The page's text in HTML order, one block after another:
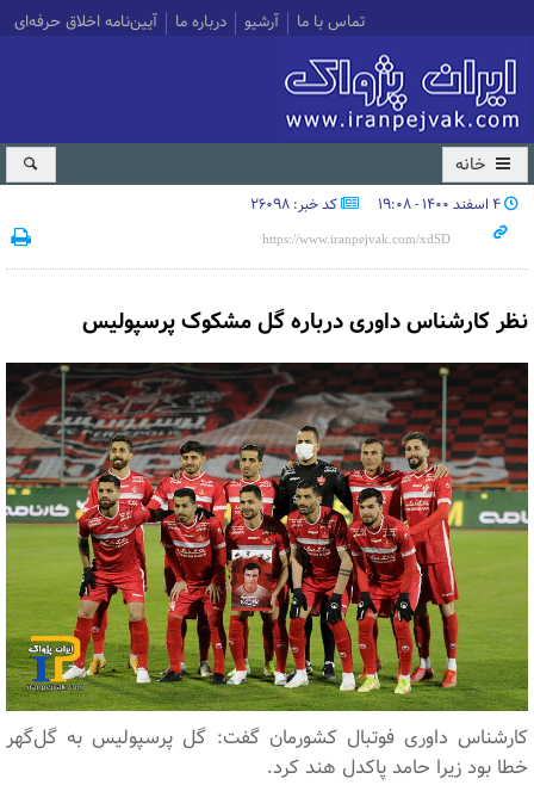
تماس با ما آرشیو درباره ما آیین‌نامه اخلاق حرفه‌ای
خانه
۴ اسفند ۱۴۰۰ - ۱۹:۰۸ کد خبر: 26098
نظر کارشناس داوری درباره گل مشکوک پرسپولیس
کارشناس داوری فوتبال کشورمان گفت: گل پرسپولیس به گل‌گهر
خطا بود زیرا حامد پاکدل هند کرد.